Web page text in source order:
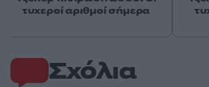
Σχόλια
τυχεροί αριθμοί σήμερα